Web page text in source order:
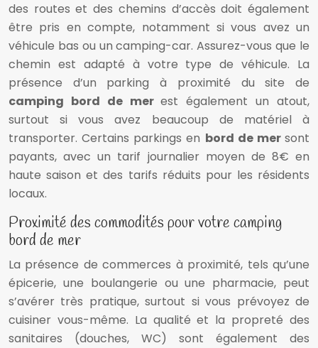
des routes et des chemins d’accès doit également
être pris en compte, notamment si vous avez un
véhicule bas ou un camping-car. Assurez-vous que le
chemin est adapté à votre type de véhicule. La
présence d’un parking à proximité du site de
camping bord de merest également un atout,
surtout si vous avez beaucoup de matériel à
transporter. Certains parkings en bord de mersont
payants, avec un tarif journalier moyen de 8€ en
haute saison et des tarifs réduits pour les résidents
locaux.
Proximité des commodités pour votre camping
bord de mer
La présence de commerces à proximité, tels qu’une
épicerie, une boulangerie ou une pharmacie, peut
s’avérer très pratique, surtout si vous prévoyez de
cuisiner vous-même. La qualité et la propreté des
sanitaires (douches, WC) sont également des